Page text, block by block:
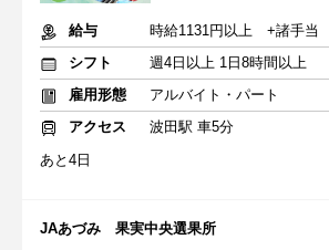
給与
時給1131円以上 +諸手当
シフト
週4日以上 1日8時間以上
雇用形態
アルバイト・パート
アクセス
波田駅 車5分
あと4日
JAあづみ 果実中央選果所